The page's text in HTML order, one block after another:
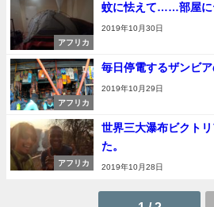
アフリカ
蚊に怯えて……部屋に
2019年10月30日
アフリカ
毎日停電するザンビア
2019年10月29日
アフリカ
世界三大瀑布ビクト
た。
2019年10月28日